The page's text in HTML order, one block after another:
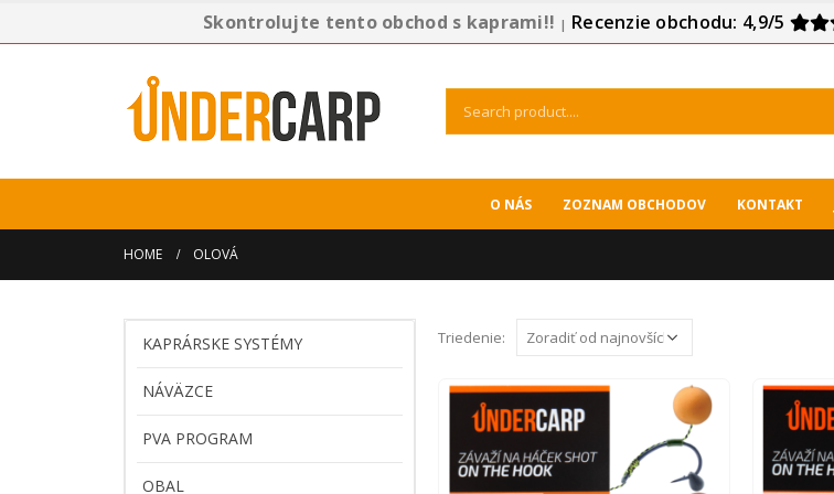
Skontrolujte tento obchod s kaprami!! | Recenzie obchodu: 4,9/5
O NÁS ZOZNAM OBCHODOV KONTAKT
HOME OLOVÁ
Triedenie:
KAPRÁRSKE SYSTÉMY
NÁVÄZCE
PVA PROGRAM
OBAL